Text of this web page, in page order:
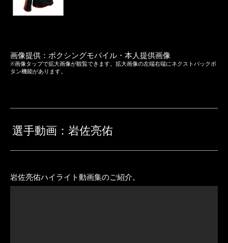
画像提供：ボクシングモバイル・本人提供画像
※画像タップで拡大画像が観覧できます。拡大画像の左端右端にネクストバックボ
タン機能があります。
選手動画：岩佐亮佑
岩佐亮佑ハイライト動画集のご紹介。